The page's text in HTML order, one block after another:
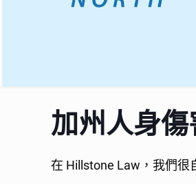
加州人身
在 Hillstone Law，我們很